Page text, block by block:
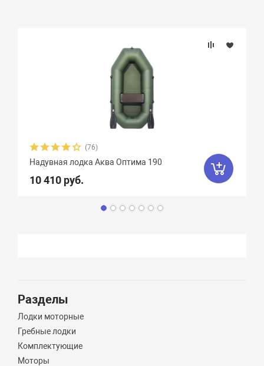
(76)
Надувная лодка Аква Оптима 190
10 410 руб.
Разделы
Лодки моторные
Гребные лодки
Комплектующие
Моторы